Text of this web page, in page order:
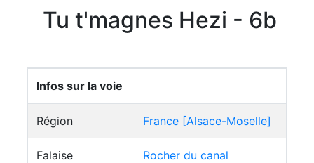
Tu t'magnes Hezi - 6b
Infos sur la voie
Région France [Alsace-Moselle]
Falaise Rocher du canal